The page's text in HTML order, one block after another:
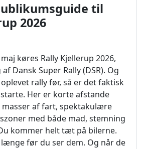
til
2026
køres Rally Kjellerup 2026,
Dansk Super Rally (DSR). Og
rally før, så er det faktisk
Her er korte afstande
masser af fart, spektakulære
med både mad, stemning
kommer helt tæt på bilerne.
før du ser dem. Og når de